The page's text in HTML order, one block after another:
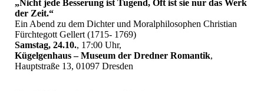
„Nicht jede Besserung ist Tugend, Oft ist sie nur das Werk
der Zeit.“
Ein Abend zu dem Dichter und Moralphilosophen Christian
Fürchtegott Gellert (1715- 1769)
Samstag, 24.10., 17:00 Uhr,
Kügelgenhaus – Museum der Dredner Romantik,
Hauptstraße 13, 01097 Dresden